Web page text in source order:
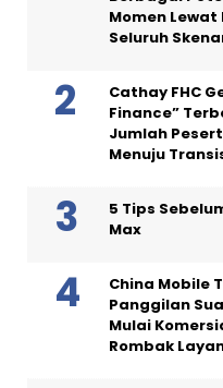
Momen
Seluruh
Cathay FHC
Finance”
Jumlah
Menuju
5 Tips
Max
China Mobile
Panggilan
Mulai
Rombak